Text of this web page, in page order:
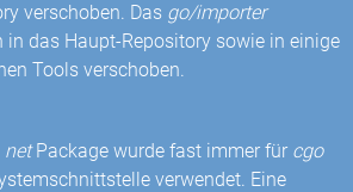
verschoben. Das go/importer
in das Haupt-Repository sowie in einige
Tools verschoben.
netPackage wurde fast immer für cgo
verwendet. Eine